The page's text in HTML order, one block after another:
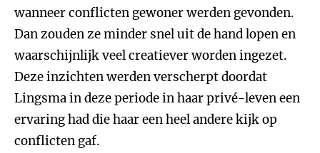
wanneer conflicten gewoner werden gevonden.
Dan zouden ze minder snel uit de hand lopen en
waarschijnlijk veel creatiever worden ingezet.
Deze inzichten werden verscherpt doordat
Lingsma in deze periode in haar privé-leven een
ervaring had die haar een heel andere kijk op
conflicten gaf.